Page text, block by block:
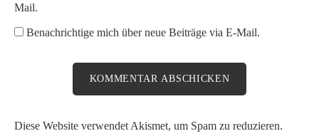
Mail.
Benachrichtige mich über neue Beiträge via E-Mail.
Diese Website verwendet Akismet, um Spam zu reduzieren.